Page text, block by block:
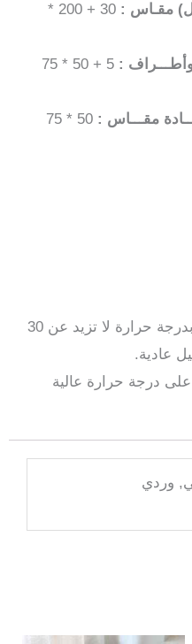
مقـاس :
30 + 200 *
:
5 + 50 * 75
مقـــاس :
50 * 75
يمكن غسله بالغسالة بدرجة حرارة لا تزيد عن 30
عادية.
درجة حرارة عالية
وردي